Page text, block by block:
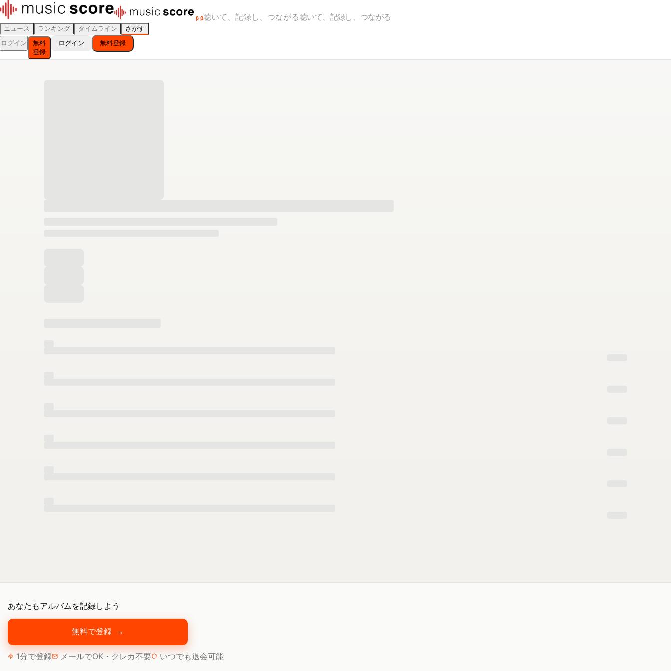
β β聴いて、記録し、つながる聴いて、記録し、つながる
ニュース ランキング タイムライン
さがす
ログイン
無料
登録
ログイン 無料登録
あなたもアルバムを記録しよう
無料で登録 →
1分で登録 メールでOK・クレカ不要 いつでも退会可能